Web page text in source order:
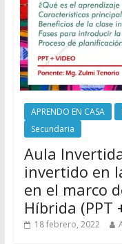
APRENDO EN CASA
Secundaria
Aula
invertido en
en el marco
Híbrida (PPT
18 febrero, 2022